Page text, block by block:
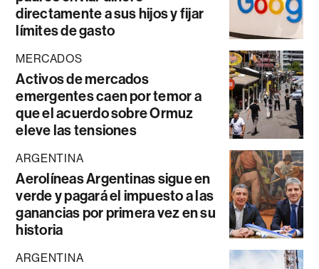
directamente a sus hijos y fijar
límites de gasto
MERCADOS
Activos de mercados
emergentes caen por temor a
que el acuerdo sobre Ormuz
eleve las tensiones
ARGENTINA
Aerolíneas Argentinas sigue en
verde y pagará el impuesto a las
ganancias por primera vez en su
historia
ARGENTINA